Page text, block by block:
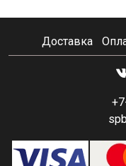
Доставка